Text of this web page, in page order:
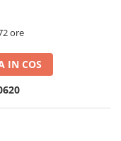
ore
IN COS